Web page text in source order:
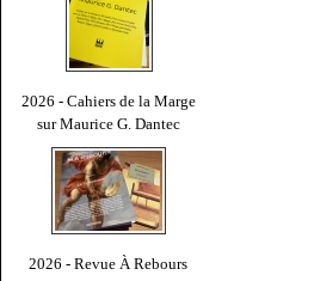
2026 - Cahiers de la Marge
sur Maurice G. Dantec
2026 - Revue À Rebours